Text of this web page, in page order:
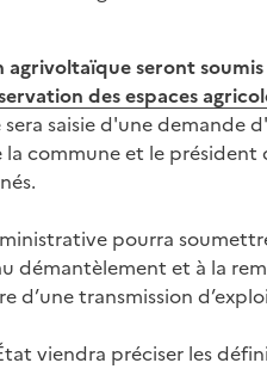
agrivoltaïque seront soumis
des espaces
saisie d'une demande
la commune et le
pourra
démantèlement et à la
d’une transmission
viendra préciser les